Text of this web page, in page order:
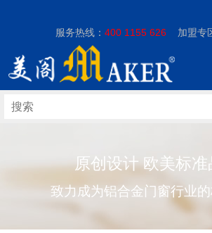
服务热线：400 1155 626 加盟专
原创设计 欧美标准
致力成为铝合金门窗行业